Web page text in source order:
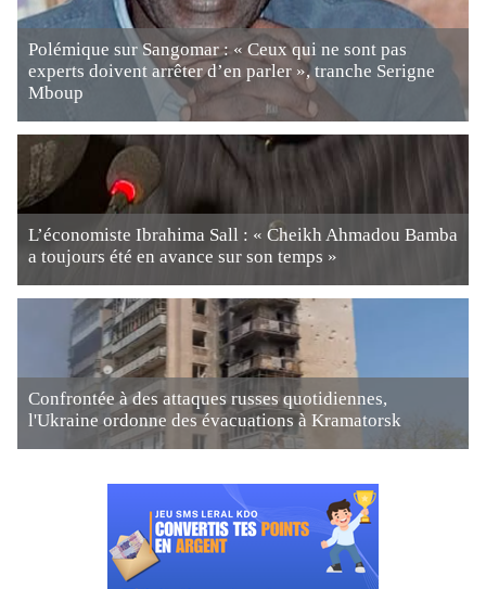
Polémique sur Sangomar : « Ceux qui ne sont pas
experts doivent arrêter d’en parler », tranche Serigne
Mboup
L’économiste Ibrahima Sall : « Cheikh Ahmadou Bamba
a toujours été en avance sur son temps »
Confrontée à des attaques russes quotidiennes,
l'Ukraine ordonne des évacuations à Kramatorsk